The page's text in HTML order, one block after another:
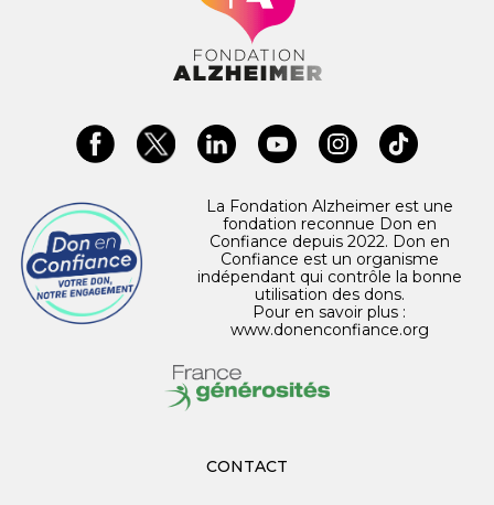
La Fondation Alzheimer est une
fondation reconnue Don en
Confiance depuis 2022. Don en
Confiance est un organisme
indépendant qui contrôle la bonne
utilisation des dons.
Pour en savoir plus :
www.donenconfiance.org
CONTACT